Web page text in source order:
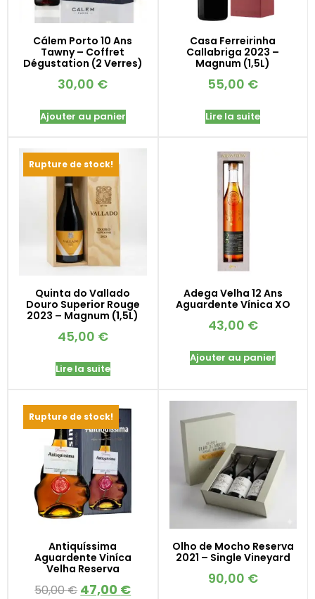
Cálem Porto 10 Ans
Tawny – Coffret
Dégustation (2 Verres)
30,00 €
Ajouter au panier
Casa Ferreirinha
Callabriga 2023 –
Magnum (1,5L)
55,00 €
Lire la suite
Rupture de stock!
Quinta do Vallado
Douro Superior Rouge
2023 – Magnum (1,5L)
45,00 €
Lire la suite
Adega Velha 12 Ans
Aguardente Vínica XO
43,00 €
Ajouter au panier
Rupture de stock!
Antiquíssima
Aguardente Viníca
Velha Reserva
50,00€ 47,00 €
Olho de Mocho Reserva
2021 – Single Vineyard
90,00 €